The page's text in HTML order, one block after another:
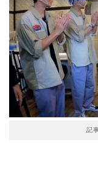
記